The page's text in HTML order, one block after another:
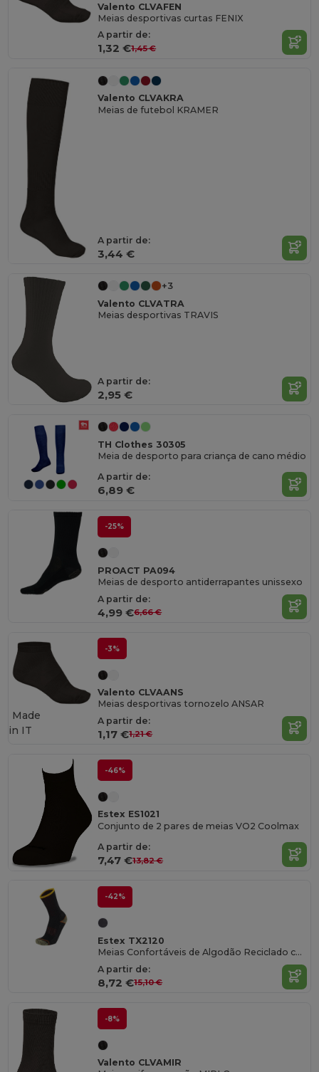
Valento CLVAFEN
Meias desportivas curtas FENIX
A partir de:
1,32 €1,45 €
Valento CLVAKRA
Meias de futebol KRAMER
A partir de:
3,44 €
+3
Valento CLVATRA
Meias desportivas TRAVIS
A partir de:
2,95 €
TH Clothes 30305
Meia de desporto para criança de cano médio
A partir de:
6,89 €
-25%
PROACT PA094
Meias de desporto antiderrapantes unissexo
A partir de:
4,99 €6,66 €
-3%
Valento CLVAANS
Meias desportivas tornozelo ANSAR
A partir de:
1,17 €1,21 €
Made
in IT
-46%
Estex ES1021
Conjunto de 2 pares de meias VO2 Coolmax
A partir de:
7,47 €13,82 €
-42%
Estex TX2120
Meias Confortáveis de Algodão Reciclado com Fivela
A partir de:
8,72 €15,10 €
-8%
Valento CLVAMIR